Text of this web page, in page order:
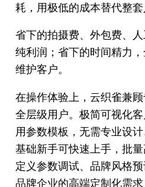
耗，用极低的成本替代整套
省下的拍摄费、外包费、
纯利润；省下的时间精力，
维护客户。
在操作体验上，云织雀兼
全层级用户。极简可视化
用参数模板，无需专业设
基础新手可快速上手，批
定义参数调试、品牌风格预
品牌企业的高端定制化需